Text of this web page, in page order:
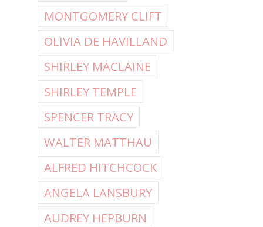
MONTGOMERY CLIFT
OLIVIA DE HAVILLAND
SHIRLEY MACLAINE
SHIRLEY TEMPLE
SPENCER TRACY
WALTER MATTHAU
ALFRED HITCHCOCK
ANGELA LANSBURY
AUDREY HEPBURN